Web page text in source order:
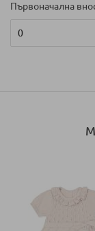
Първоначална